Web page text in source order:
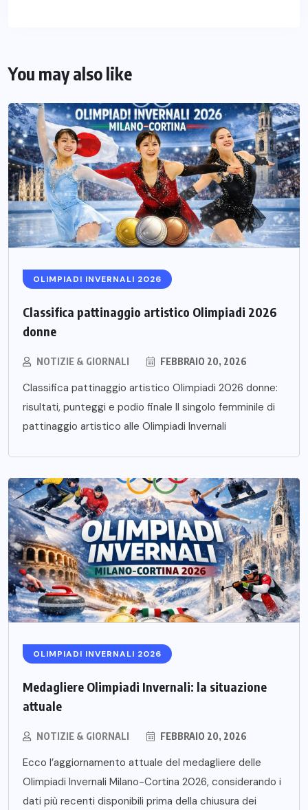
You may also like
OLIMPIADI INVERNALI 2026
Classifica pattinaggio artistico Olimpiadi 2026
donne
NOTIZIE & GIORNALI FEBBRAIO 20, 2026
Classifica pattinaggio artistico Olimpiadi 2026 donne:
risultati, punteggi e podio finale Il singolo femminile di
pattinaggio artistico alle Olimpiadi Invernali
OLIMPIADI INVERNALI 2026
Medagliere Olimpiadi Invernali: la situazione
attuale
NOTIZIE & GIORNALI FEBBRAIO 20, 2026
Ecco l’aggiornamento attuale del medagliere delle
Olimpiadi Invernali Milano-Cortina 2026, considerando i
dati più recenti disponibili prima della chiusura dei